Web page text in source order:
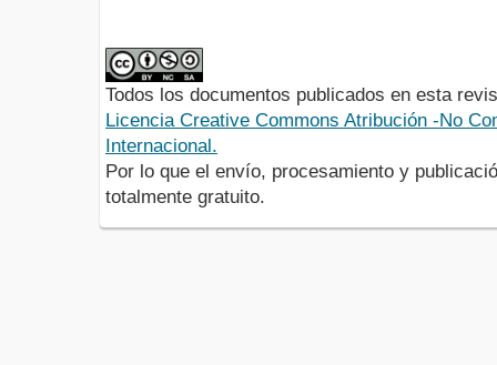
Todos los documentos publicados en esta
Licencia Creative Commons Atribución -No
Internacional.
Por lo que el envío, procesamiento y
totalmente gratuito.